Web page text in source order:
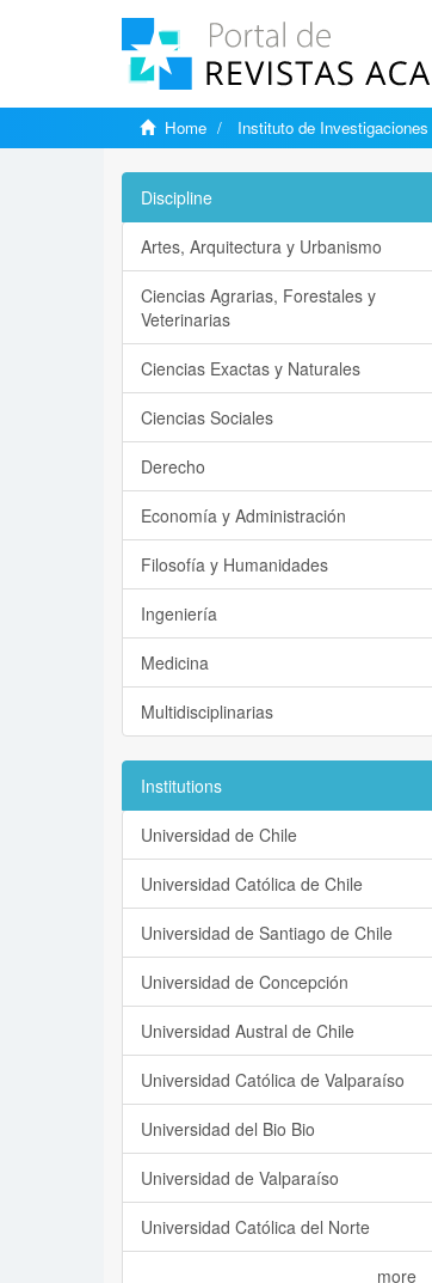
Home Instituto de
Discipline
Artes, Arquitectura y Urbanismo
Ciencias Agrarias, Forestales y
Veterinarias
Ciencias Exactas y Naturales
Ciencias Sociales
Derecho
Economía y Administración
Filosofía y Humanidades
Ingeniería
Medicina
Multidisciplinarias
Institutions
Universidad de Chile
Universidad Católica de Chile
Universidad de Santiago de Chile
Universidad de Concepción
Universidad Austral de Chile
Universidad Católica de Valparaíso
Universidad del Bio Bio
Universidad de Valparaíso
Universidad Católica del Norte
more